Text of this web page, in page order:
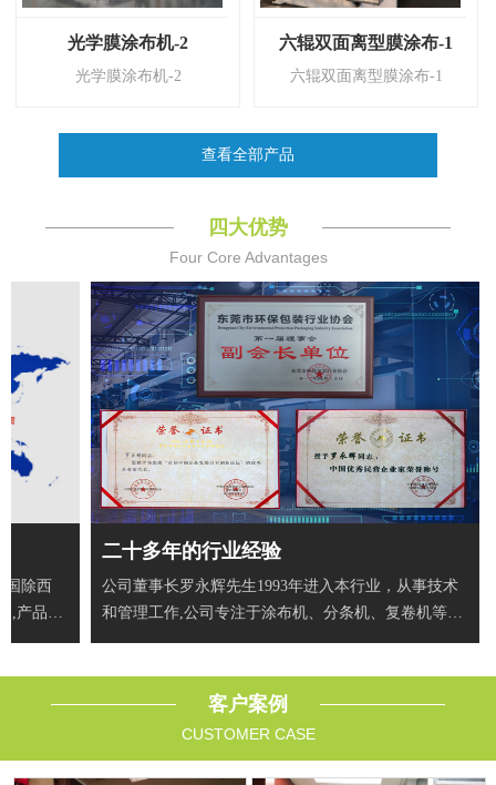
光学膜涂布机-2
光学膜涂布机-2
六辊双面离型膜涂布-1
六辊双面离型膜涂布-1
查看全部产品
四大优势
Four Core Advantages
国除西
,产品出
二十多年的行业经验
公司董事长罗永辉先生1993年进入本行业，从事技术
和管理工作,公司专注于涂布机、分条机、复卷机等智
客户案例
CUSTOMER CASE